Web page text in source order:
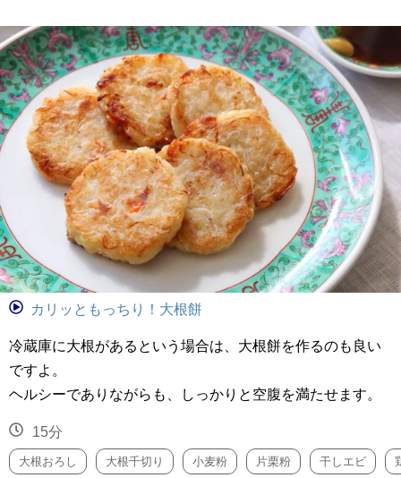
カリッともっちり！大根餅
冷蔵庫に大根があるという場合は、大根餅を作るのも良い
ですよ。
ヘルシーでありながらも、しっかりと空腹を満たせます。
15分
大根おろし 大根千切り 小麦粉 片栗粉 干しエビ